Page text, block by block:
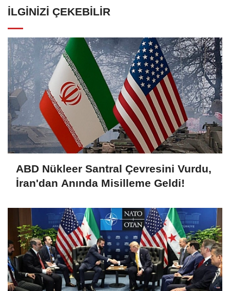
İLGINIZI ÇEKEBILIR
ABD Nükleer Santral Çevresini Vurdu,
İran'dan Anında Misilleme Geldi!